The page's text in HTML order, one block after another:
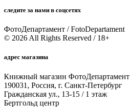
следите за нами в соцсетях
ФотоДепартамент / FotoDepartament
© 2026 All Rights Reserved / 18+
адрес магазина
Книжный магазин ФотоДепартамент
190031, Россия, г. Санкт-Петербург
Гражданская ул., 13-15 / 1 этаж
Бертгольд центр